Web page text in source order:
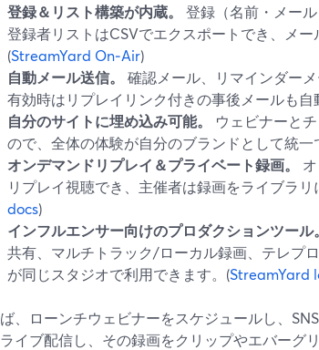
登録＆リスト構築が内蔵。
登録（名前・メー
登録者リストはCSVでエクスポートでき、メー
(StreamYard On‑Air)
自動メール送信。
確認メール、リマインダー
有効時はリプレイリンク付きの事後メールも自
自分のサイトに埋め込み可能。
ウェビナーと
ので、全体の体験が自分のブランドとして統一
オンデマンドリプレイ＆プライベート録画。
リプレイ視聴でき、主催者は録画をライブラ
docs)
インフルエンサー向けのプロダクションツール。
共有、マルチトラック/ローカル録画、テレプ
が同じスタジオで利用できます。(StreamYard
、ローンチウェビナーをスケジュールし、
イブ配信し、その録画をクリップやエバー